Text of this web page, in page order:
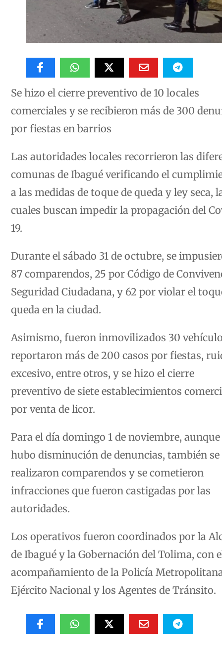
Se hizo el cierre preventivo de 10 locales
comerciales y se recibieron más de 300
por fiestas en barrios
Las autoridades locales recorrieron las
comunas de Ibagué verificando el
a las medidas de toque de queda y ley seca,
cuales buscan impedir la propagación del
19.
Durante el sábado 31 de octubre, se
87 comparendos, 25 por Código de
Seguridad Ciudadana, y 62 por violar el
queda en la ciudad.
Asimismo, fueron inmovilizados 30
reportaron más de 200 casos por fiestas,
excesivo, entre otros, y se hizo el cierre
preventivo de siete establecimientos
por venta de licor.
Para el día domingo 1 de noviembre, aunque
hubo disminución de denuncias, también se
realizaron comparendos y se cometieron
infracciones que fueron castigadas por las
autoridades.
Los operativos fueron coordinados por la
de Ibagué y la Gobernación del Tolima, con
acompañamiento de la Policía
Ejército Nacional y los Agentes de Tránsito.